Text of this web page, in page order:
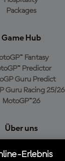
Packages
Game Hub
Fantasy
Predictor
Guru Predict
Guru Racing 25/26
MotoGP™26
Über uns
Richtlinien
Erlebnis